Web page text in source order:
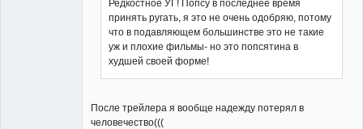
Редкостное УГ! Попсу в последнее время
принять ругать, я это не очень одобряю, потому
что в подавляющем большинстве это не такие
уж и плохие фильмы- но это попсятина в
худшей своей форме!
После трейлера я вообще надежду потерял в
человечество(((